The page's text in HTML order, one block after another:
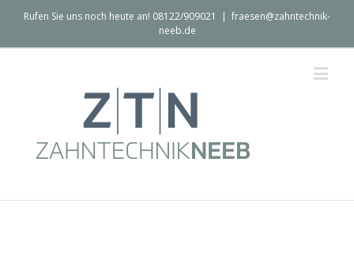
Rufen Sie uns noch heute an! 08122/909021 | fraesen@zahntechnik-
neeb.de